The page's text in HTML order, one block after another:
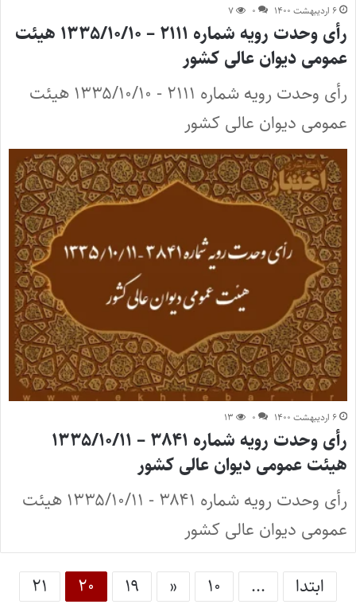
۶ اردیبهشت ۱۴۰۰ ۰ ۷
رأی وحدت رویه شماره ۲۱۱۱ – ۱۳۳۵/۱۰/۱۰ هیئت
عمومی دیوان عالی کشور
رأی وحدت رویه شماره ۲۱۱۱ - ۱۳۳۵/۱۰/۱۰ هیئت
عمومی دیوان عالی کشور
۶ اردیبهشت ۱۴۰۰ ۰ ۱۳
رأی وحدت رویه شماره ۳۸۴۱ – ۱۳۳۵/۱۰/۱۱
هیئت عمومی دیوان عالی کشور
رأی وحدت رویه شماره ۳۸۴۱ - ۱۳۳۵/۱۰/۱۱ هیئت
عمومی دیوان عالی کشور
ابتدا ... ۱۰ « ۱۹ ۲۰
۲۱